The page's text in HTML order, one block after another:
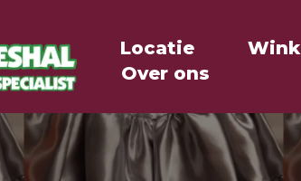
Locatie
Over ons